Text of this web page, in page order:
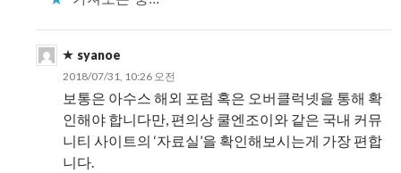
syanoe
2018/07/31, 10:26 오전
보통은 아수스 해외 포럼 혹은 오버클럭넷을 통해 확
인해야 합니다만, 편의상 쿨엔조이와 같은 국내 커뮤
니티 사이트의 ‘자료실’을 확인해보시는게 가장 편합
니다.